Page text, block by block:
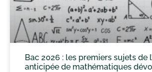
Bac 2026 : les premiers sujets de
anticipée de mathématiques